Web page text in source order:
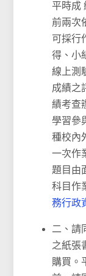
平時成
前兩次
可採行
得、小
線上測
成績之
績考查
學習參
種校內
一次作
題目由
科目作
務行政
二、請
之紙張
購買。